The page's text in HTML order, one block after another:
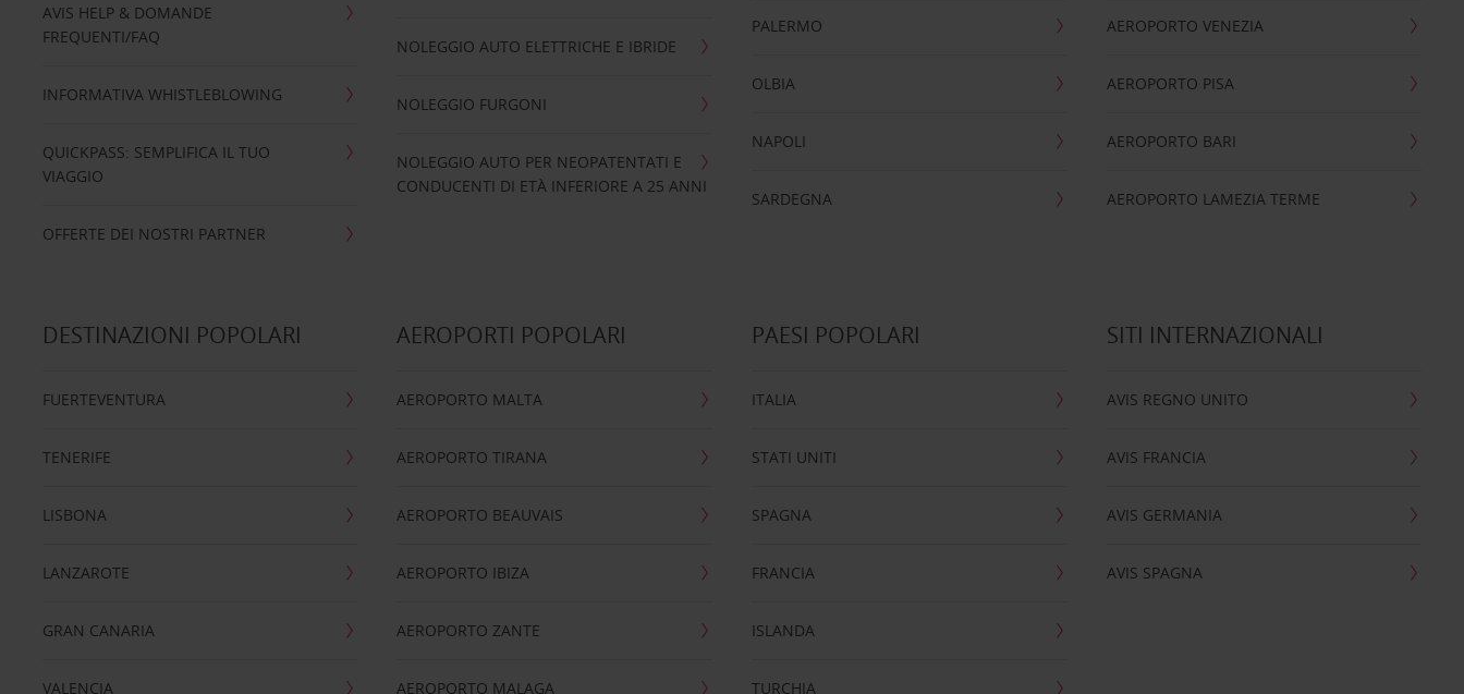
AVIS HELP & DOMANDE
FREQUENTI/FAQ
INFORMATIVA WHISTLEBLOWING
QUICKPASS: SEMPLIFICA IL TUO
VIAGGIO
OFFERTE DEI NOSTRI PARTNER
NOLEGGIO AUTO ELETTRICHE E IBRIDE
NOLEGGIO FURGONI
NOLEGGIO AUTO PER NEOPATENTATI E
CONDUCENTI DI ETÀ INFERIORE A 25 ANNI
PALERMO
OLBIA
NAPOLI
SARDEGNA
AEROPORTO VENEZIA
AEROPORTO PISA
AEROPORTO BARI
AEROPORTO LAMEZIA TERME
DESTINAZIONI POPOLARI
FUERTEVENTURA
TENERIFE
LISBONA
LANZAROTE
GRAN CANARIA
VALENCIA
AEROPORTI POPOLARI
AEROPORTO MALTA
AEROPORTO TIRANA
AEROPORTO BEAUVAIS
AEROPORTO IBIZA
AEROPORTO ZANTE
AEROPORTO MALAGA
PAESI POPOLARI
ITALIA
STATI UNITI
SPAGNA
FRANCIA
ISLANDA
TURCHIA
SITI INTERNAZIONALI
AVIS REGNO UNITO
AVIS FRANCIA
AVIS GERMANIA
AVIS SPAGNA